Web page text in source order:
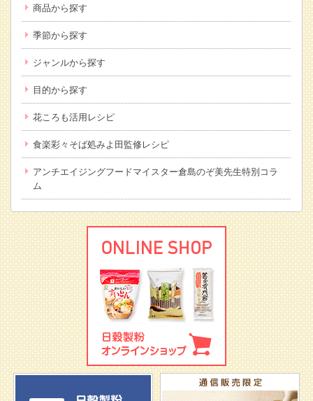
商品から探す
季節から探す
ジャンルから探す
目的から探す
花ころも活用レシピ
食楽彩々そば処みよ田監修レシピ
アンチエイジングフードマイスター倉島のぞ美先生特別コラ
ム